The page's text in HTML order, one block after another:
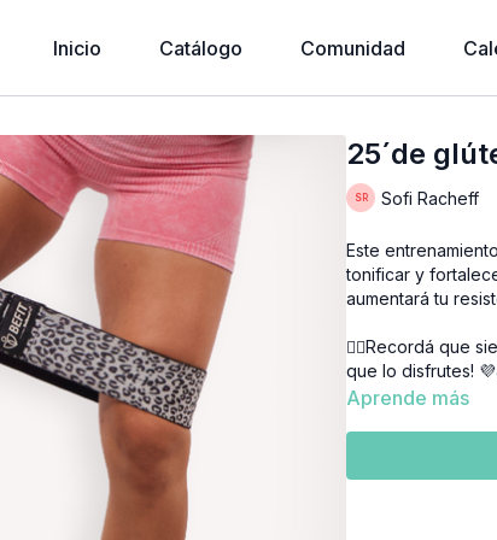
Inicio Catálogo Comunidad
25´de
Sofi Racheff
Este
tonificar y
aumentará tu
👉🏼Recordá que
que lo disfrutes!
Aprende más